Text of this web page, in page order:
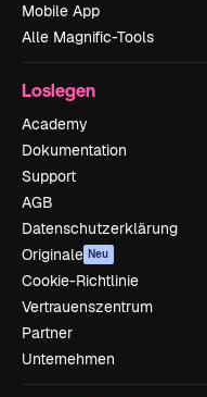
Mobile App
Alle Magnific-Tools
Loslegen
Academy
Dokumentation
Support
AGB
Datenschutzerklärung
Originale Neu
Cookie-Richtlinie
Vertrauenszentrum
Partner
Unternehmen